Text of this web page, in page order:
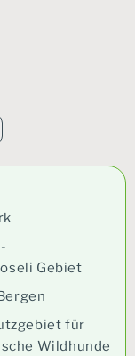
Gebiet
für
Wildhunde